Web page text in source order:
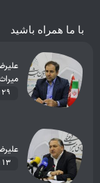
با ما همراه باشید
29 آبان 1402
13 آذر 1402